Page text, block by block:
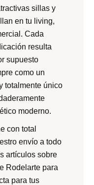
sillas y
en tu living,
Cada
resulta
supuesto
como un
totalmente único
moderno.
con total
envío a todo
artículos sobre
Rodelarte para
para tus